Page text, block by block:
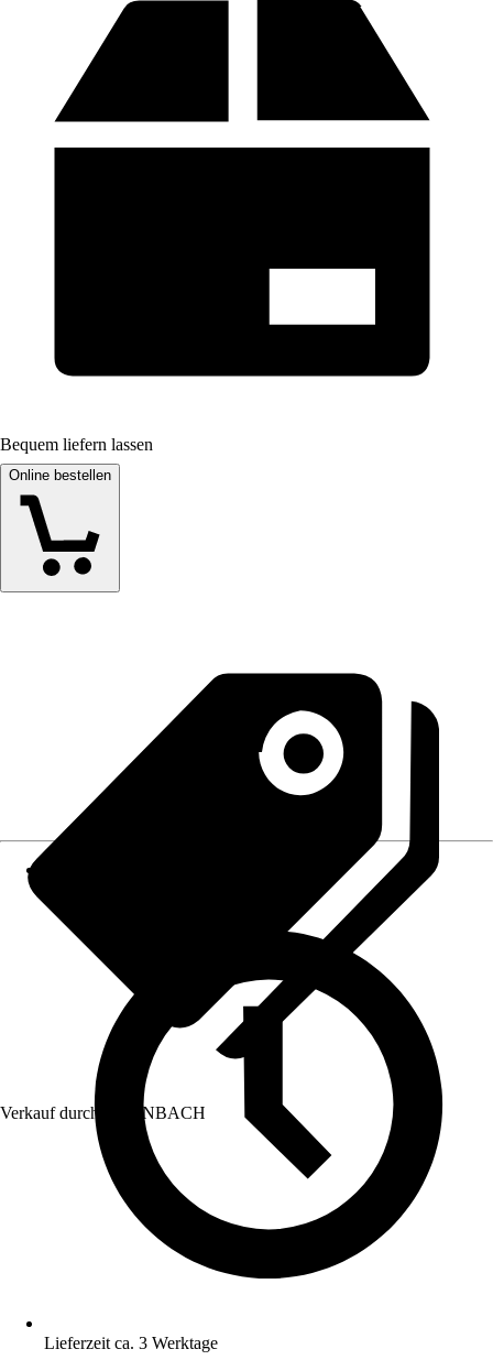
Bequem liefern lassen
Online bestellen
Verkauf durch: HORNBACH
Lieferzeit ca. 3 Werktage